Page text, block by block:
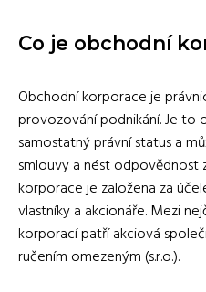
Co je obchodní
Obchodní korporace je
provozování podnikání. Je to
samostatný právní status a
smlouvy a nést odpovědnost
korporace je založena za
vlastníky a akcionáře. Mezi
korporací patří akciová
ručením omezeným (s.r.o.).